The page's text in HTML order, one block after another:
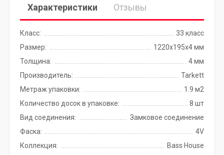
Характеристики Отзывы
Класс:
33 класс
Размер:
1220x195x4 мм
Толщина:
4 мм
Производитель:
Tarkett
Метраж упаковки:
1.9 м2
Количество досок в упаковке:
8 шт
Вид соединения:
Замковое соединение
Фаска:
4V
Коллекция:
Bass House